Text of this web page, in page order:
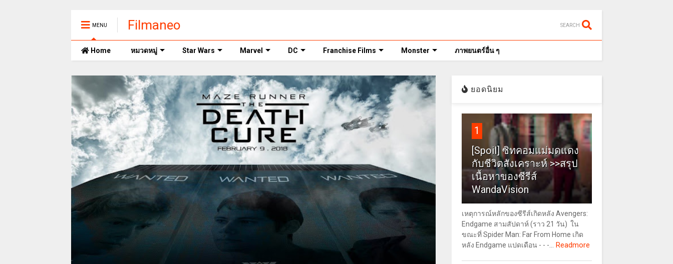
MENU Filmaneo SEARCH
Home หมวดหมู่ Star Wars Marvel DC Franchise Films Monster ภาพยนตร์อื่น ๆ
ยอดนิยม
1
[Spoil] ซิทคอมแม่มดแดง
กับชีวิตสังเคราะห์ >>สรุป
เนื้อหาของซีรีส์
WandaVision
เหตุการณ์หลักของซีรีส์เกิดหลัง Avengers:
Endgame สามสัปดาห์ (ราว 21 วัน) ใน
ขณะที่ Spider Man: Far From Home เกิด
หลัง Endgame แปดเดือน - - -...
Readmore